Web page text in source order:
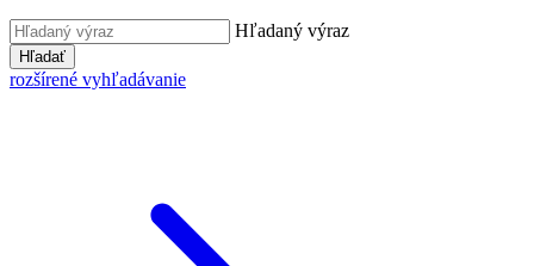
Hľadaný výraz
Hľadať
rozšírené vyhľadávanie